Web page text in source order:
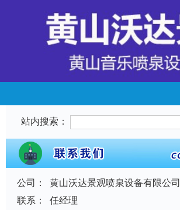
站内搜索：
公司：
黄山沃达景观喷泉设备有限公司
联系：
任经理